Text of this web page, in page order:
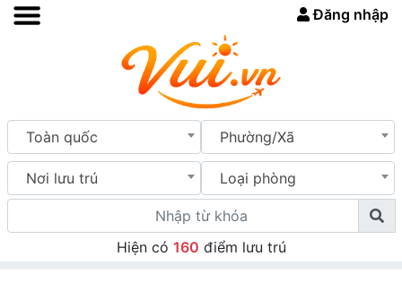
Đăng nhập
Toàn quốc Phường/Xã
Nơi lưu trú Loại phòng
Hiện có 160 điểm lưu trú